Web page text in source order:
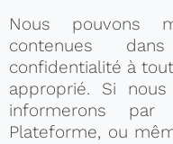
Nous pouvons
contenues
confidentialité à
approprié. Si
informerons
Plateforme, ou